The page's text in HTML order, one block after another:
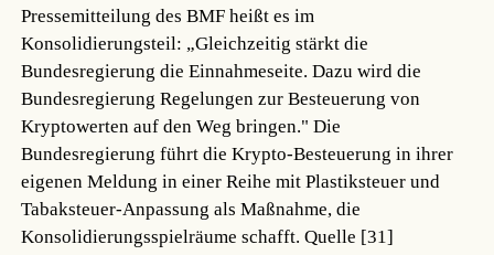
Pressemitteilung des BMF heißt es im
Konsolidierungsteil: „Gleichzeitig stärkt die
Bundesregierung die Einnahmeseite. Dazu wird die
Bundesregierung Regelungen zur Besteuerung von
Kryptowerten auf den Weg bringen." Die
Bundesregierung führt die Krypto-Besteuerung in ihrer
eigenen Meldung in einer Reihe mit Plastiksteuer und
Tabaksteuer-Anpassung als Maßnahme, die
Konsolidierungsspielräume schafft.Quelle [31]